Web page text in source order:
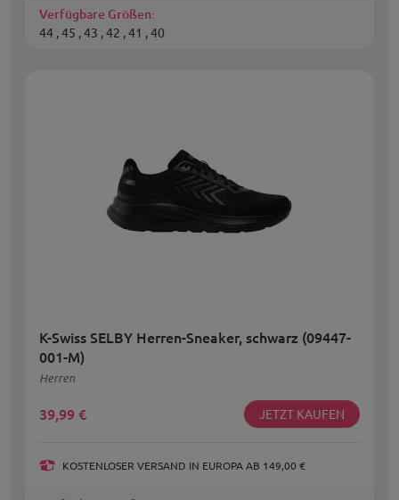
Verfügbare Größen:
44 , 45 , 43 , 42 , 41 , 40
K-Swiss SELBY Herren-Sneaker, schwarz (09447-
001-M)
Herren
39,99 € JETZT KAUFEN
KOSTENLOSER VERSAND IN EUROPA AB 149,00 €